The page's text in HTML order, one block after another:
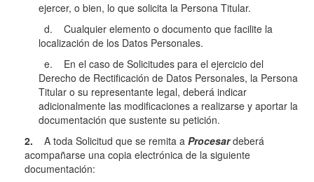
ejercer, o bien, lo que solicita la Persona Titular.
d. Cualquier elemento o documento que facilite la
localización de los Datos Personales.
e. En el caso de Solicitudes para el ejercicio del
Derecho de Rectificación de Datos Personales, la Persona
Titular o su representante legal, deberá indicar
adicionalmente las modificaciones a realizarse y aportar la
documentación que sustente su petición.
2. A toda Solicitud que se remita a Procesardeberá
acompañarse una copia electrónica de la siguiente
documentación: